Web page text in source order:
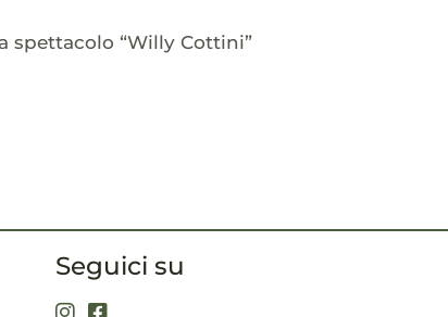
spettacolo “Willy Cottini”
Seguici su